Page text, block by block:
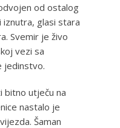
od ostalog
iznutra, glasi stara
Svemir je živo
vezi sa
jedinstvo.
bitno utječu na
nastalo je
Šaman